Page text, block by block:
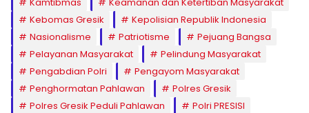
Kebomas Gresik
Kepolisian Republik Indonesia
Nasionalisme
Patriotisme
Pejuang Bangsa
Pelayanan Masyarakat
Pelindung Masyarakat
Pengabdian Polri
Pengayom Masyarakat
Penghormatan Pahlawan
Polres Gresik
Polres Gresik Peduli Pahlawan
Polri PRESISI